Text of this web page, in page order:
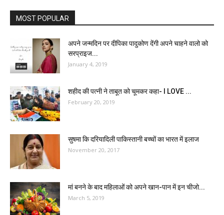
MOST POPULAR
अपने जन्मदिन पर दीपिका पादुकोण देंगी अपने चाहने वालो को
सरप्राइज...
January 4, 2019
शहीद की पत्नी ने ताबूत को चूमकर कहा- I LOVE ...
February 20, 2019
सुषमा कि दरियादिली पाकिस्तानी बच्चों का भारत में इलाज
November 20, 2017
मां बनने के बाद महिलाओं को अपने खान-पान में इन चीजो...
March 5, 2019